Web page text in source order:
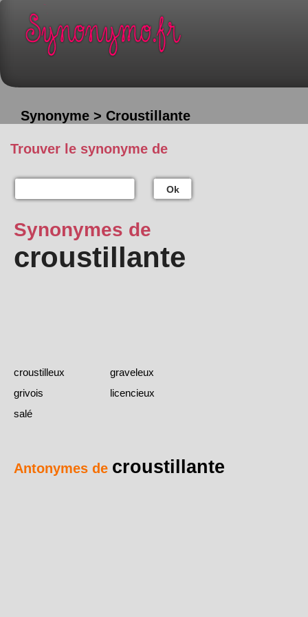
Synonyme > Croustillante
Trouver le synonyme de
Ok
Synonymes de
croustillante
croustilleux
graveleux
grivois
licencieux
salé
Antonymes de croustillante